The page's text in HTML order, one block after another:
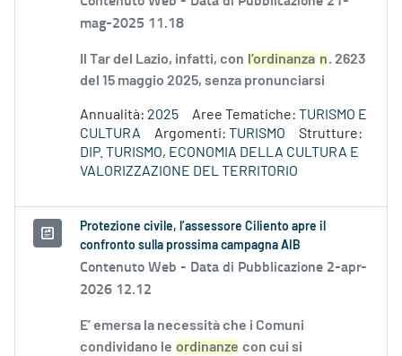
mag-2025 11.18
Il Tar del Lazio, infatti, con l’ordinanza n. 2623
del 15 maggio 2025, senza pronunciarsi
Annualità: 2025 Aree Tematiche: TURISMO E
CULTURA
Argomenti: TURISMO
Strutture:
DIP. TURISMO, ECONOMIA DELLA CULTURA E
VALORIZZAZIONE DEL TERRITORIO
Protezione civile, l’assessore Ciliento apre il
confronto sulla prossima campagna AIB
Contenuto Web - Data di Pubblicazione 2-apr-
2026 12.12
E’ emersa la necessità che i Comuni
condividano le ordinanze con cui si